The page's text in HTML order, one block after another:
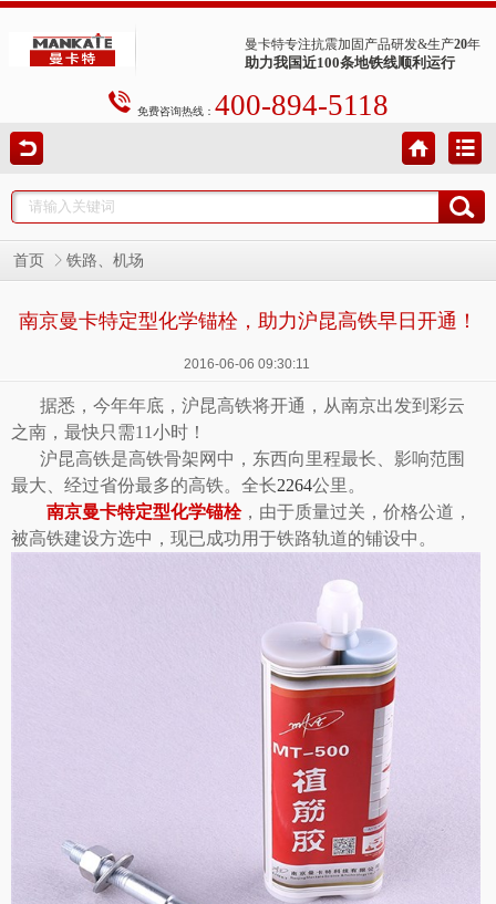
曼卡特专注抗震加固产品研发&生产20年
助力我国近100条地铁线顺利运行
免费咨询热线： 400-894-5118
首页 铁路、机场
南京曼卡特定型化学锚栓，助力沪昆高铁早日开通！
2016-06-06 09:30:11
据悉，今年年底，沪昆高铁将开通，从南京出发到彩云
之南，最快只需11小时！
沪昆高铁是高铁骨架网中 ， 东西向里程最长、影响范围
最大、经过省份最多的高铁。 全长2264公里 。
南京曼卡特定型化学锚栓，由于质量过关，价格公道，
被高铁建设方选中，现已成功用于铁路轨道的铺设中。